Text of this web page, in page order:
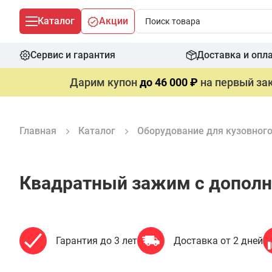
Каталог Акции
Сервис и гарантия Доставка и
Дарим купондо 46 000 ₽ на первый
Главная Каталог Оборудование для
Квадратный зажим с
Гарантия до 3 лет Доставка от 2 дней